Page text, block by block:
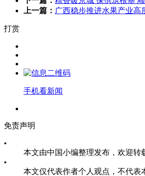
上一篇： 广西稳步推进水果产业高
打赏
手机看新闻
免责声明
•
本文由中国小编整理发布，欢迎转
•
本文仅代表作者个人观点，不代表